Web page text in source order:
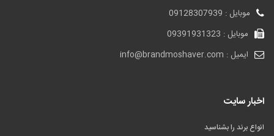
موبایل : 09128307939
موبایل : 09391931323
ایمیل : info@brandmoshaver.com
اخبار سایت
انواع برند را بشناسید